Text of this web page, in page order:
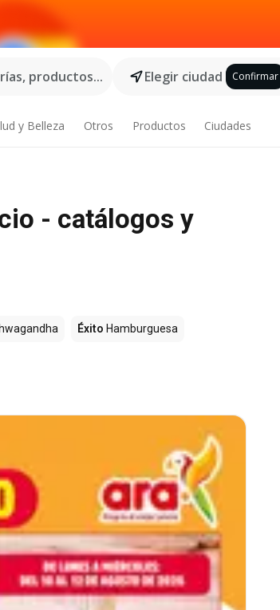
productos...
Elegir ciudad Confirmar
y Belleza Otros Productos Ciudades
- catálogos y
Éxito Hamburguesa